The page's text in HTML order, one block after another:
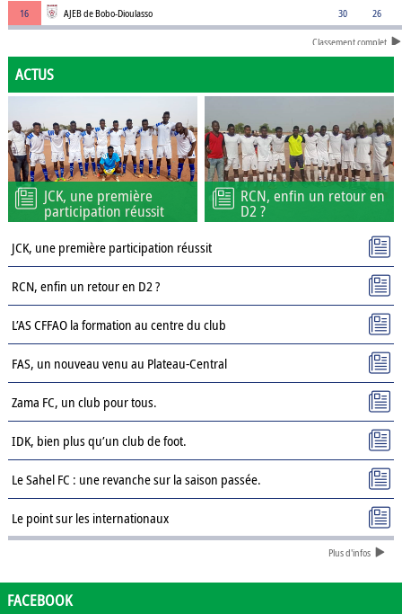
16
AJEB de Bobo-Dioulasso 30 26
Classement complet
ACTUS
JCK, une première
participation réussit
RCN, enfin un retour en
D2 ?
JCK, une première participation réussit
RCN, enfin un retour en D2 ?
L’AS CFFAO la formation au centre du club
FAS, un nouveau venu au Plateau-Central
Zama FC, un club pour tous.
IDK, bien plus qu’un club de foot.
Le Sahel FC : une revanche sur la saison passée.
Le point sur les internationaux
Présentation des clubs de D3 : ASPC Tenkodogo
Plus d'infos
FACEBOOK